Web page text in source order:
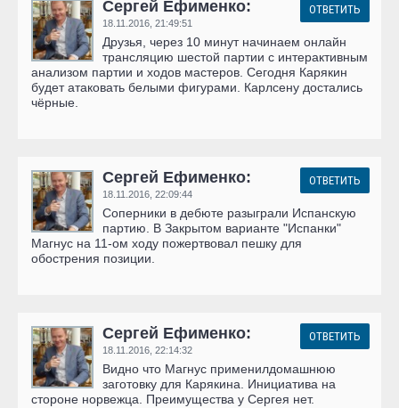
Сергей Ефименко:
18.11.2016, 21:49:51
ОТВЕТИТЬ
Друзья, через 10 минут начинаем онлайн
трансляцию шестой партии с интерактивным
анализом партии и ходов мастеров. Сегодня Карякин
будет атаковать белыми фигурами. Карлсену достались
чёрные.
Сергей Ефименко:
18.11.2016, 22:09:44
ОТВЕТИТЬ
Соперники в дебюте разыграли Испанскую
партию. В Закрытом варианте "Испанки"
Магнус на 11-ом ходу пожертвовал пешку для
обострения позиции.
Сергей Ефименко:
18.11.2016, 22:14:32
ОТВЕТИТЬ
Видно что Магнус применилдомашнюю
заготовку для Карякина. Инициатива на
стороне норвежца. Преимущества у Сергея нет.